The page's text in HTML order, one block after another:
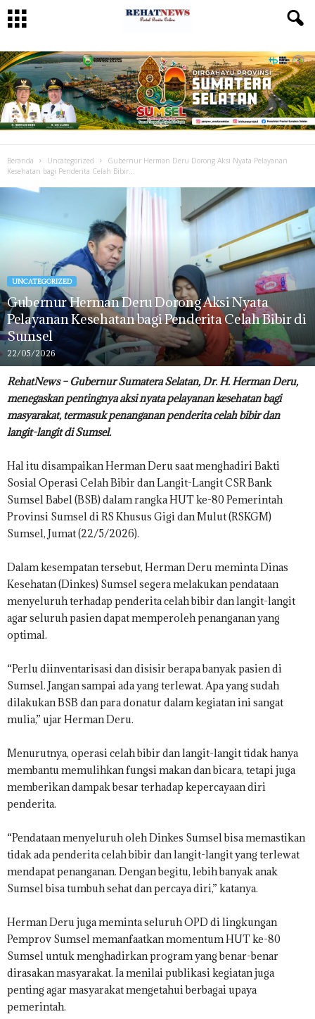
Beranda Uncategorized
Gubernur Herman Deru Dorong Aksi Nyata Pelayanan
Kesehatan bagi Penderita Celah Bibir...
UNCATEGORIZED
Gubernur Herman Deru Dorong Aksi Nyata
Pelayanan Kesehatan bagi Penderita Celah Bibir di
Sumsel
22/05/2026
RehatNews – Gubernur Sumatera Selatan, Dr. H. Herman Deru,
menegaskan pentingnya aksi nyata pelayanan kesehatan bagi
masyarakat, termasuk penanganan penderita celah bibir dan
langit-langit di Sumsel.
Hal itu disampaikan Herman Deru saat menghadiri Bakti
Sosial Operasi Celah Bibir dan Langit-Langit CSR Bank
Sumsel Babel (BSB) dalam rangka HUT ke-80 Pemerintah
Provinsi Sumsel di RS Khusus Gigi dan Mulut (RSKGM)
Sumsel, Jumat (22/5/2026).
Dalam kesempatan tersebut, Herman Deru meminta Dinas
Kesehatan (Dinkes) Sumsel segera melakukan pendataan
menyeluruh terhadap penderita celah bibir dan langit-langit
agar seluruh pasien dapat memperoleh penanganan yang
optimal.
“Perlu diinventarisasi dan disisir berapa banyak pasien di
Sumsel. Jangan sampai ada yang terlewat. Apa yang sudah
dilakukan BSB dan para donatur dalam kegiatan ini sangat
mulia,” ujar Herman Deru.
Menurutnya, operasi celah bibir dan langit-langit tidak hanya
membantu memulihkan fungsi makan dan bicara, tetapi juga
memberikan dampak besar terhadap kepercayaan diri
penderita.
“Pendataan menyeluruh oleh Dinkes Sumsel bisa memastikan
tidak ada penderita celah bibir dan langit-langit yang terlewat
mendapat penanganan. Dengan begitu, lebih banyak anak
Sumsel bisa tumbuh sehat dan percaya diri,” katanya.
Herman Deru juga meminta seluruh OPD di lingkungan
Pemprov Sumsel memanfaatkan momentum HUT ke-80
Sumsel untuk menghadirkan program yang benar-benar
dirasakan masyarakat. Ia menilai publikasi kegiatan juga
penting agar masyarakat mengetahui berbagai upaya
pemerintah.